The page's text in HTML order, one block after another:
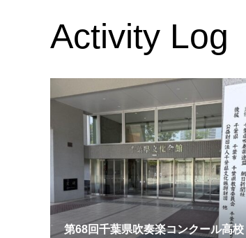
Activity Log
第68回千葉県吹奏楽コンクール高校